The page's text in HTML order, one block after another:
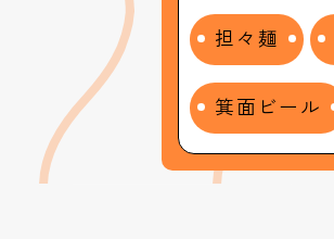
担々麺
箕面ビール